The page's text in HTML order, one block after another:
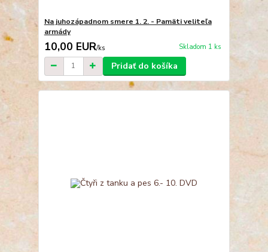
Na juhozápadnom smere 1. 2. - Pamäti veliteľa
armády
10,00 EUR/ks Skladom 1 ks
Pridať do košíka